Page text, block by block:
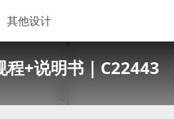
其他设计
+说明书｜C22443